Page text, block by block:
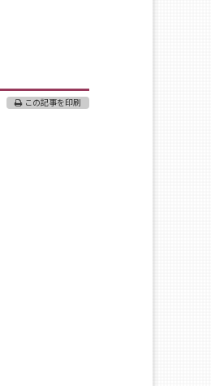
この記事を印刷